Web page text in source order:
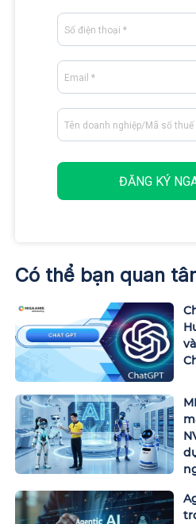
Có thể bạn quan